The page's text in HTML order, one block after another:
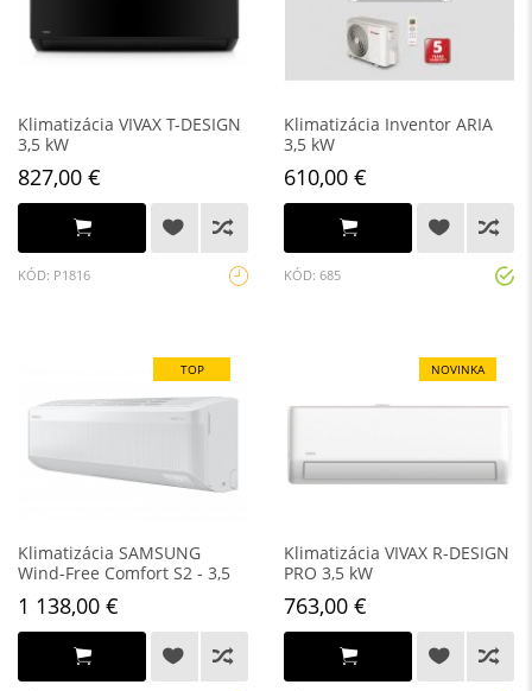
Klimatizácia VIVAX T-DESIGN
3,5 kW
827,00 €
KÓD: P1816
Klimatizácia Inventor ARIA
3,5 kW
610,00 €
KÓD: 685
TOP
Klimatizácia SAMSUNG
Wind-Free Comfort S2 - 3,5
kW
1 138,00 €
NOVINKA
Klimatizácia VIVAX R-DESIGN
PRO 3,5 kW
763,00 €